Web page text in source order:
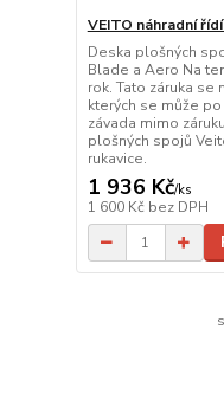
VEITO náhradní
Deska plošných
Blade a Aero Na
rok. Tato záruka se
kterých se může
závada mimo
plošných spojů
rukavice.
1 936 Kč/ks
1 600 Kč bez DPH